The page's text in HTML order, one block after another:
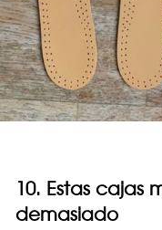
10. Estas cajas
demasiado